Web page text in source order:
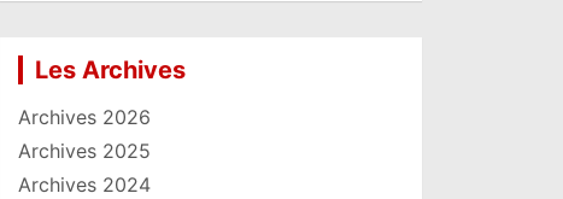
Les Archives
Archives 2026
Archives 2025
Archives 2024